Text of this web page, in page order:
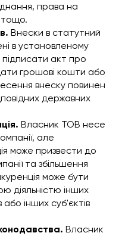
права на
тощо.
Внески в статутний
в установленому
акт про
грошові кошти або
внеску повинен
державних
Власник ТОВ несе
але
може призвести до
та збільшення
може бути
діяльністю інших
або інших суб'єктів
Власник